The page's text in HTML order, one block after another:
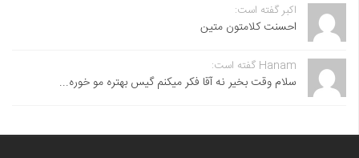
اکبر گفته است:
احسنت ‌کلامتون متین
Hanam گفته است:
سلام وقت بخیر نه آقا فکر میکنم گیس بهتره مو خوره...